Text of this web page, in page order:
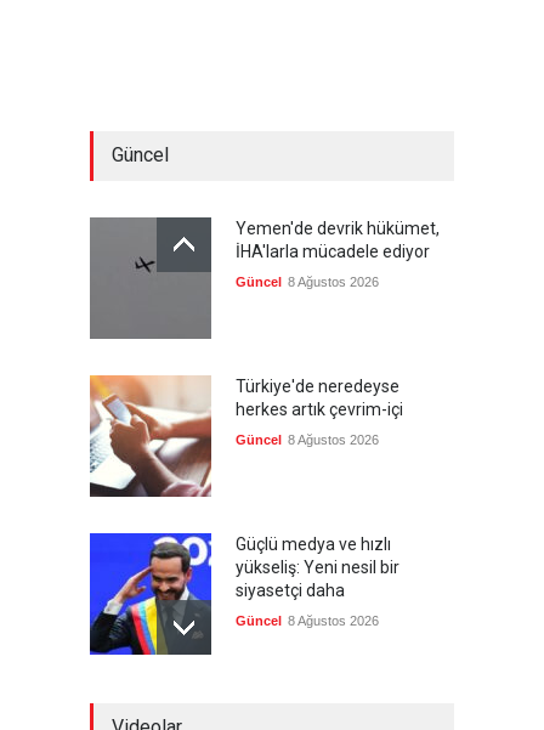
Güncel
Yemen'de devrik hükümet,
İHA'larla mücadele ediyor
Güncel 8 Ağustos 2026
Türkiye'de neredeyse
herkes artık çevrim-içi
Güncel 8 Ağustos 2026
Güçlü medya ve hızlı
yükseliş: Yeni nesil bir
siyasetçi daha
Güncel 8 Ağustos 2026